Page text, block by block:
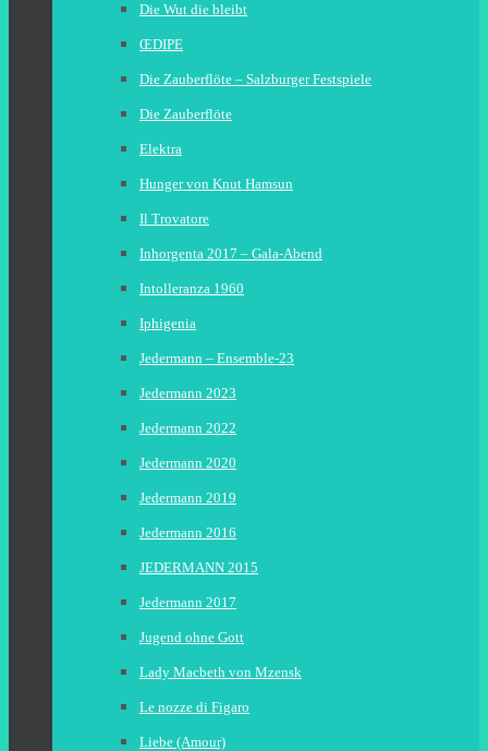
Die Wut die bleibt
ŒDIPE
Die Zauberflöte – Salzburger Festspiele
Die Zauberflöte
Elektra
Hunger von Knut Hamsun
Il Trovatore
Inhorgenta 2017 – Gala-Abend
Intolleranza 1960
Iphigenia
Jedermann – Ensemble-23
Jedermann 2023
Jedermann 2022
Jedermann 2020
Jedermann 2019
Jedermann 2016
JEDERMANN 2015
Jedermann 2017
Jugend ohne Gott
Lady Macbeth von Mzensk
Le nozze di Figaro
Liebe (Amour)